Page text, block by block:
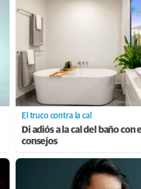
El truco contra la cal
Di adiós a la cal del baño con
consejos